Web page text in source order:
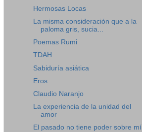
Hermosas Locas
La misma consideración que a la
paloma gris, sucia...
Poemas Rumi
TDAH
Sabiduría asiática
Eros
Claudio Naranjo
La experiencia de la unidad del
amor
El pasado no tiene poder sobre mí